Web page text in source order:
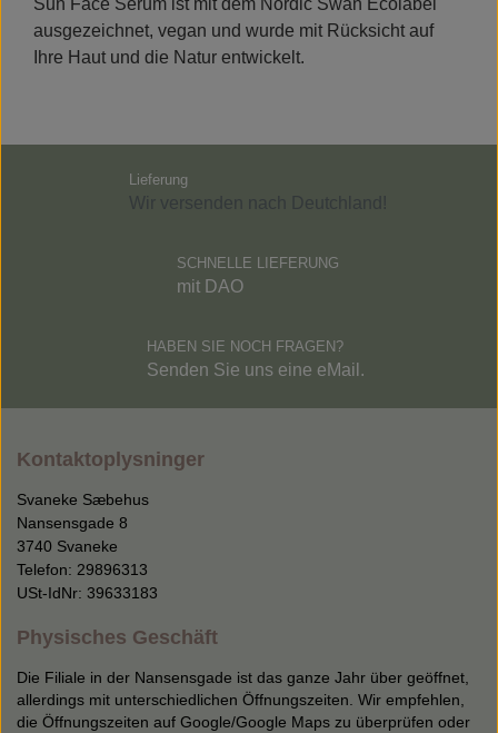
Sun Face Serum ist mit dem Nordic Swan Ecolabel
ausgezeichnet, vegan und wurde mit Rücksicht auf
Ihre Haut und die Natur entwickelt.
Lieferung
SCHNELLE LIEFERUNG
mit DAO
HABEN SIE NOCH FRAGEN?
Senden Sie uns eine eMail.
Kontaktoplysninger
Svaneke Sæbehus
Nansensgade 8
3740 Svaneke
Telefon: 29896313
USt-IdNr: 39633183
Physisches Geschäft
Die Filiale in der Nansensgade ist das ganze Jahr über geöffnet,
allerdings mit unterschiedlichen Öffnungszeiten. Wir empfehlen,
die Öffnungszeiten auf Google/Google Maps zu überprüfen oder